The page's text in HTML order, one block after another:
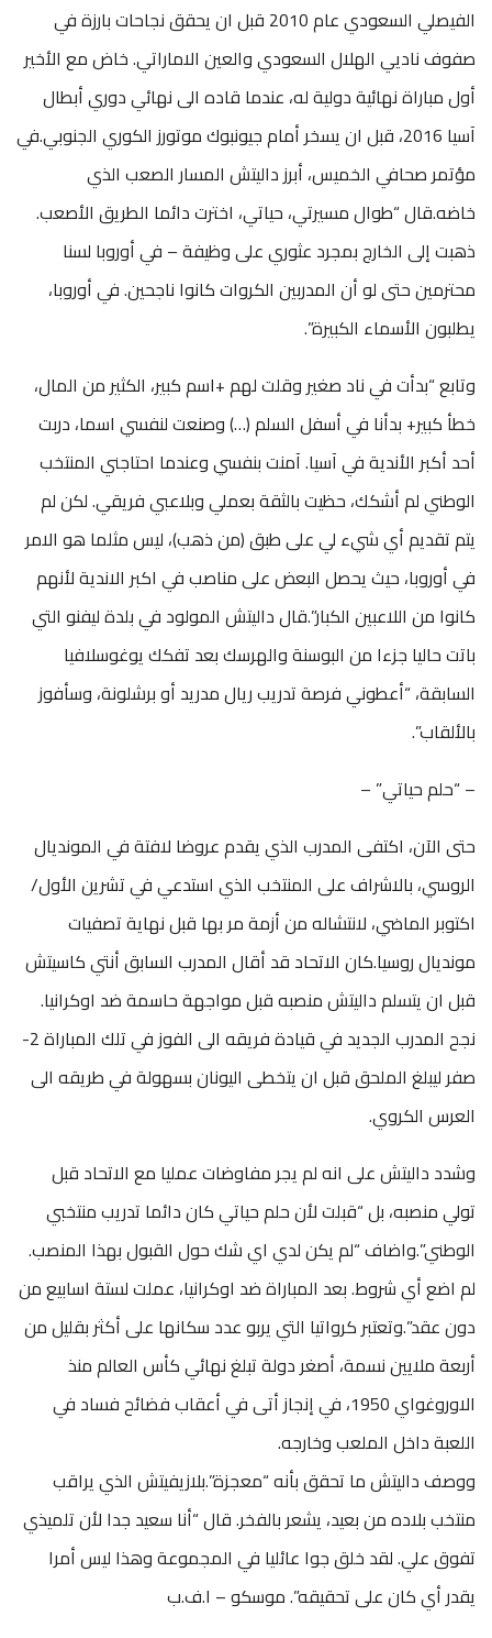
الفيصلي السعودي عام 2010 قبل ان يحقق نجاحات بارزة في
صفوف ناديي الهلال السعودي والعين الاماراتي. خاض مع الأخير
أول مباراة نهائية دولية له، عندما قاده الى نهائي دوري أبطال
آسيا 2016، قبل ان يسخر أمام جيونبوك موتورز الكوري الجنوبي.في
مؤتمر صحافي الخميس، أبرز داليتش المسار الصعب الذي
خاضه.قال “طوال مسيرتي، حياتي، اخترت دائما الطريق الأصعب.
ذهبت إلى الخارج بمجرد عثوري على وظيفة – في أوروبا لسنا
محترمين حتى لو أن المدربين الكروات كانوا ناجحين. في أوروبا،
يطلبون الأسماء الكبيرة”.
وتابع “بدأت في ناد صغير وقلت لهم +اسم كبير، الكثير من المال،
خطأ كبير+ بدأنا في أسفل السلم (…) وصنعت لنفسي اسما، دربت
أحد أكبر الأندية في آسيا. آمنت بنفسي وعندما احتاجني المنتخب
الوطني لم أشكك، حظيت بالثقة بعملي وبلاعبي فريقي. لكن لم
يتم تقديم أي شيء لي على طبق (من ذهب)، ليس مثلما هو الامر
في أوروبا، حيث يحصل البعض على مناصب في اكبر الاندية لأنهم
كانوا من اللاعبين الكبار”.قال داليتش المولود في بلدة ليفنو التي
باتت حاليا جزءا من البوسنة والهرسك بعد تفكك يوغوسلافيا
السابقة، “أعطوني فرصة تدريب ريال مدريد أو برشلونة، وسأفوز
بالألقاب”.
– “حلم حياتي” –
حتى الآن، اكتفى المدرب الذي يقدم عروضا لافتة في المونديال
الروسي، بالاشراف على المنتخب الذي استدعي في تشرين الأول/
اكتوبر الماضي، لانتشاله من أزمة مر بها قبل نهاية تصفيات
مونديال روسيا.كان الاتحاد قد أقال المدرب السابق أنتي كاسيتش
قبل ان يتسلم داليتش منصبه قبل مواجهة حاسمة ضد اوكرانيا.
نجح المدرب الجديد في قيادة فريقه الى الفوز في تلك المباراة 2-
صفر ليبلغ الملحق قبل ان يتخطى اليونان بسهولة في طريقه الى
العرس الكروي.
وشدد داليتش على انه لم يجر مفاوضات عمليا مع الاتحاد قبل
تولي منصبه، بل “قبلت لأن حلم حياتي كان دائما تدريب منتخبي
الوطني”.واضاف “لم يكن لدي اي شك حول القبول بهذا المنصب.
لم اضع أي شروط. بعد المباراة ضد اوكرانيا، عملت لستة اسابيع من
دون عقد”.وتعتبر كرواتيا التي يربو عدد سكانها على أكثر بقليل من
أربعة ملايين نسمة، أصغر دولة تبلغ نهائي كأس العالم منذ
الاوروغواي 1950، في إنجاز أتى في أعقاب فضائح فساد في
اللعبة داخل الملعب وخارجه.
ووصف داليتش ما تحقق بأنه “معجزة”.بلازيفيتش الذي يراقب
منتخب بلاده من بعيد، يشعر بالفخر. قال “أنا سعيد جدا لأن تلميذي
تفوق علي. لقد خلق جوا عائليا في المجموعة وهذا ليس أمرا
يقدر أي كان على تحقيقه”. موسكو – ا.ف.ب